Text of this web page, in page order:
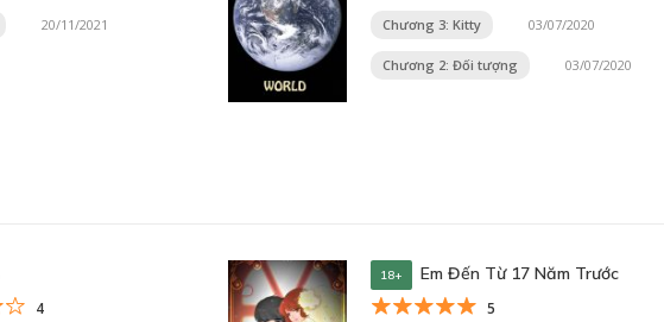
20/11/2021 Chương 3: Kitty 03/07/2020
Chương 2: Đối tượng 03/07/2020
4
18+ Em Đến Từ 17 Năm Trước
5